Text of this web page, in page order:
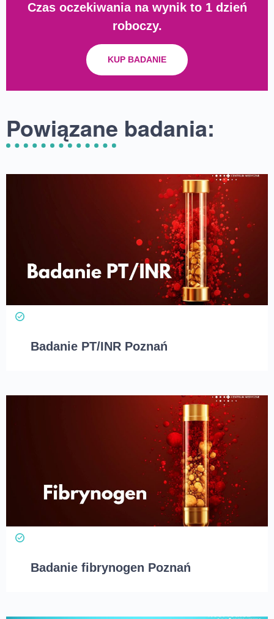
Czas oczekiwania na wynik to 1 dzień
roboczy.
KUP BADANIE
Powiązane badania:
Badanie PT/INR Poznań
Badanie fibrynogen Poznań